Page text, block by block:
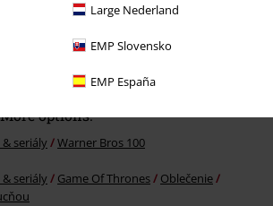
Large Nederland
EMP Slovensko
EMP España
options.
seriály Warner Bros 100
seriály Game Of Thrones
Oblečenie